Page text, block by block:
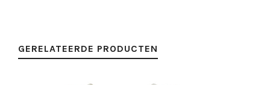
GERELATEERDE PRODUCTEN